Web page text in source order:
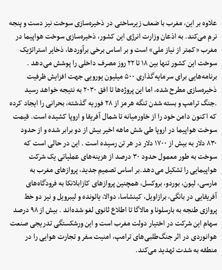
علاوه بر این، مغرب با ضعف زیرساختی در ذخیره‌سازی سوخت نیز دست و پنجه
نرم می‌کند. به اذعان وزارت انرژی این کشور، ذخیره‌سازی سوخت هواپیما در
مغرب «کمتر از نیاز ملی» است و بر اساس برخی برآوردها، ذخایر استراتژیک
سوخت این کشور تنها بین ۱۸ تا ۲۲ روز مصرف داخلی را پوشش می‌دهد .
برنامه‌هایی برای سرمایه‌گذاری ۵۰۰ میلیون یورویی جهت افزایش ظرفیت
ذخیره‌سازی مطرح شده، اما این پروژه‌ها تا افق ۲۰۳۰ به نتیجه خواهد رسید
.جنگ ترامپ و بسته شدن تنگه هرمز از ۲۸ فوریه گذشته، بحرانی را ایجاد کرده
که اکنون دامن خود را از خاورمیانه تا شمال آفریقا و اروپا کشیده است. قیمت
سوخت هواپیما در اروپا طی شش ماهه اخیر بیش از دو برابر شده و از حدود
۸۳۰ دلار به بیش از ۱۷۰۰ دلار در هر تن رسیده است . این در حالی است که
سوخت به طور معمول حدود ۳۰ درصد از هزینه‌های عملیاتی یک شرکت
هواپیمایی را تشکیل می‌دهد.بر اساس تصمیم جدید، پروازهای مغرب به
مارسی، لیون، بوردو، بروکسل، همچنین پروازهای کازابلانکا به فرودگاه‌های
آفریقایی در بانگی، برازاویل، کینشاسا، دوالا، یائونده و لیبرویل و نیز دو خط
پروازی طنجه به بارسلونا و مالاگا تا اطلاع ثانوی لغو شده‌اند . بیش از ۹۸ درصد
سهام این شرکت در اختیار دولت مغرب است و این ورشکستگی تدریجی صنعت
هوانوردی در اثر جنگ‌طلبی‌های ترامپ، امنیت سفر و تجارت هوایی را در
منطقه به شدت تهدید می‌کند.